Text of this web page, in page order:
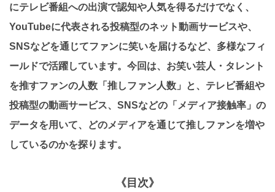
にテレビ番組への出演で認知や人気を得るだけでなく、
YouTubeに代表される投稿型のネット動画サービスや、
SNSなどを通じてファンに笑いを届けるなど、多様なフィ
ールドで活躍しています。今回は、お笑い芸人・タレント
を推すファンの人数「推しファン人数」と、テレビ番組や
投稿型の動画サービス、SNSなどの「メディア接触率」の
データを用いて、どのメディアを通じて推しファンを増や
しているのかを探ります。
《目次》